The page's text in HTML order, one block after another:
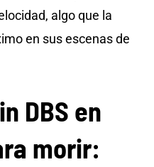
algo que la
en sus escenas de
DBS en
morir: